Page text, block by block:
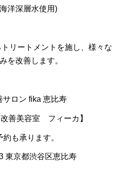
洋深層水使用)
リートメントを施し、様々な
を改善します。
サロン fika 恵比寿
改善美容室 フィーカ】
約も承ります。
東京都渋谷区恵比寿